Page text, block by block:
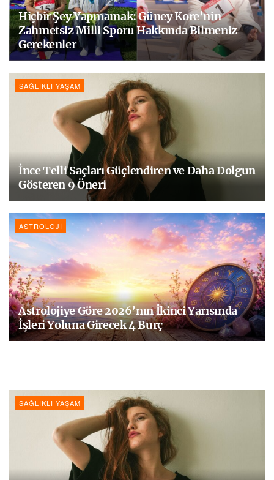
Hiçbir Şey Yapmamak: Güney Kore’nin
Zahmetsiz Milli Sporu Hakkında Bilmeniz
Gerekenler
SAĞLIKLI YAŞAM
İnce Telli Saçları Güçlendiren ve Daha Dolgun
Gösteren 9 Öneri
ASTROLOJI
Astrolojiye Göre 2026’nın İkinci Yarısında
İşleri Yoluna Girecek 4 Burç
SAĞLIKLI YAŞAM